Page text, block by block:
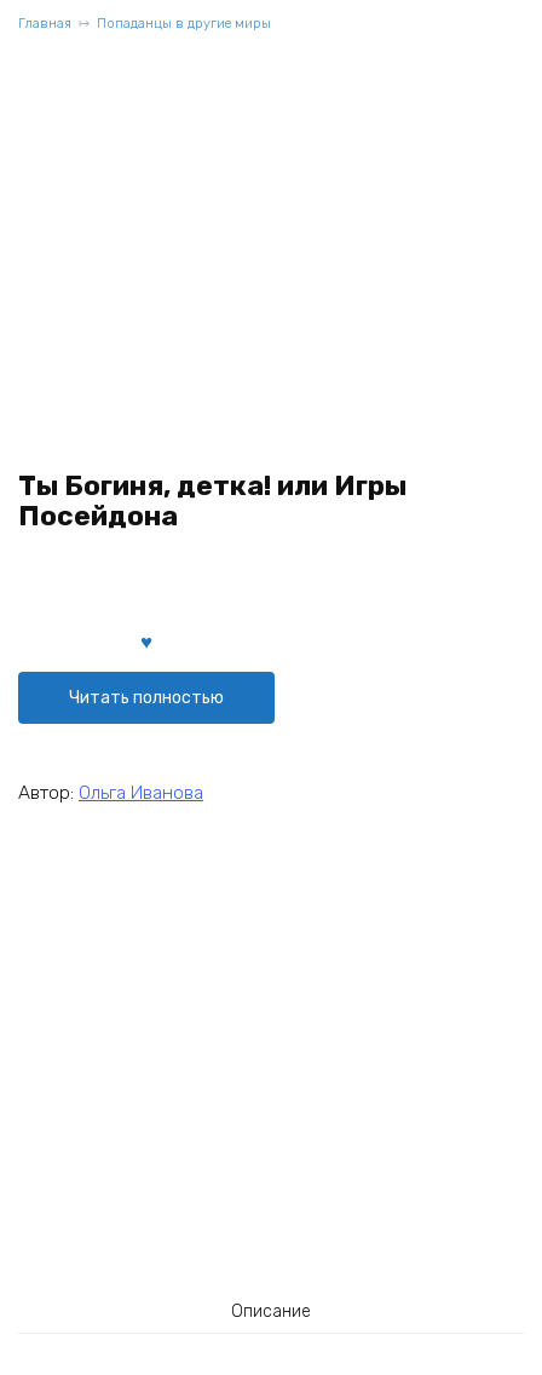
Главная Попаданцы в другие миры
Ты Богиня, детка! или Игры
Посейдона
Читать полностью
Автор: Ольга Иванова
Описание